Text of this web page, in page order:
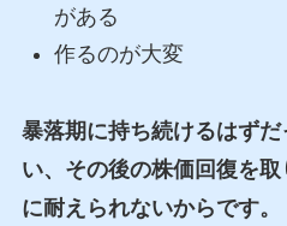
がある
作るのが大変
暴落期に持ち続けるはず
い、その後の株価回復を
に耐えられないからです。